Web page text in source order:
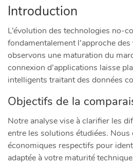
Introduction
L’évolution des technologies no-
fondamentalement l’approche des
observons une maturation du
connexion d’applications laisse
intelligents traitant des données
Objectifs de la
Notre analyse vise à clarifier les
entre les solutions étudiées.
économiques respectifs pour
adaptée à votre maturité